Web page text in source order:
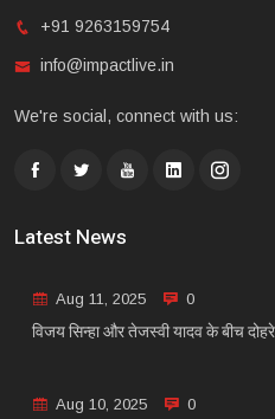
+91 9263159754
info@impactlive.in
We're social, connect with us:
Latest News
Aug 11, 2025 0
विजय सिन्हा और तेजस्वी यादव के बीच
Aug 10, 2025 0